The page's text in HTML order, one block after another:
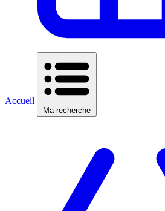
Accueil
Ma recherche